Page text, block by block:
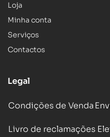
Loja
Minha conta
Serviços
Contactos
Legal
Condições de Venda
Livro de reclamações